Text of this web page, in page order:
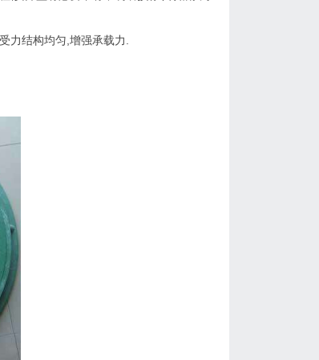
力结构均匀,增强承载力.